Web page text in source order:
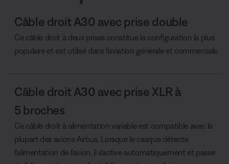
Câble droit A30 avec prise double
Ce câble droit à deux prises constitue la configuration la plus
populaire et est utilisé dans l'aviation générale et commerciale.
Câble droit A30 avec prise XLR à
5 broches
Ce câble droit à alimentation variable est compatible avec la
plupart des avions Airbus. Lorsque le casque détecte
l'alimentation de l'avion, il s'active automatiquement et passe